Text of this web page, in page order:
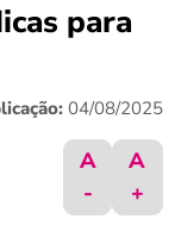
para
04/08/2025
A
-
A
+